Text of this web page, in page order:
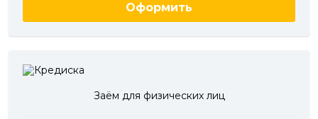
Оформить
Заём для физических лиц